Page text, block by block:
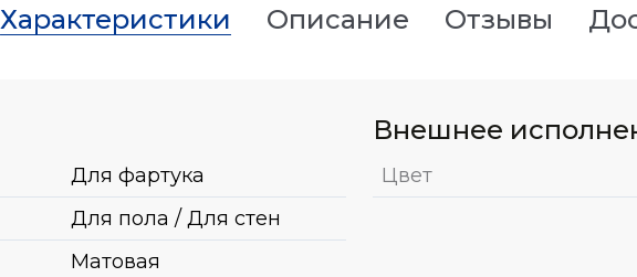
Характеристики Описание Отзывы
Для фартука
Для пола / Для стен
Матовая
Внешнее
Цвет